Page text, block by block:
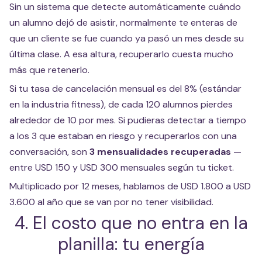
Sin un sistema que detecte automáticamente cuándo
un alumno dejó de asistir, normalmente te enteras de
que un cliente se fue cuando ya pasó un mes desde su
última clase. A esa altura, recuperarlo cuesta mucho
más que retenerlo.
Si tu tasa de cancelación mensual es del 8% (estándar
en la industria fitness), de cada 120 alumnos pierdes
alrededor de 10 por mes. Si pudieras detectar a tiempo
a los 3 que estaban en riesgo y recuperarlos con una
conversación, son 3 mensualidades recuperadas —
entre USD 150 y USD 300 mensuales según tu ticket.
Multiplicado por 12 meses, hablamos de USD 1.800 a USD
3.600 al año que se van por no tener visibilidad.
4. El costo que no entra en la
planilla: tu energía